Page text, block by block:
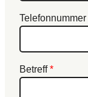
Telefonnummer
Betreff*